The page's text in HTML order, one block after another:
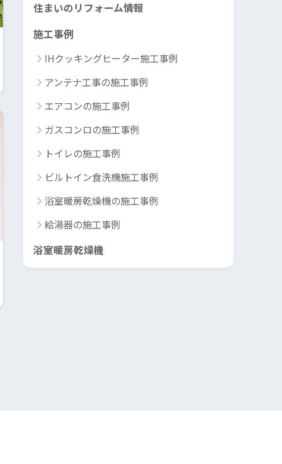
住まいのリフォーム情報
施工事例
IHクッキングヒーター施工事例
アンテナ工事の施工事例
エアコンの施工事例
ガスコンロの施工事例
トイレの施工事例
ビルトイン食洗機施工事例
浴室暖房乾燥機の施工事例
給湯器の施工事例
浴室暖房乾燥機